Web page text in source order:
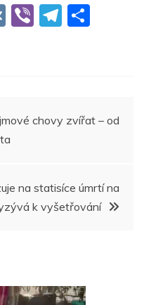
V
Vi T
m
chovy zvířat – od
na statisíce úmrtí na
k vyšetřování